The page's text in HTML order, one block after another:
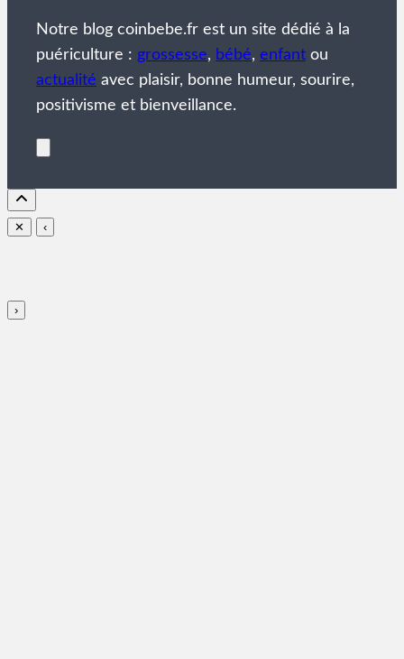
Notre blog coinbebe.fr est un site dédié à la
puériculture : grossesse, bébé, enfant ou
actualité avec plaisir, bonne humeur, sourire,
positivisme et bienveillance.
✕ ‹
›